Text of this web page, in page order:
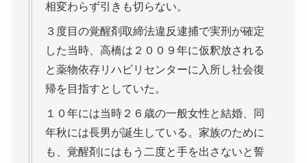
相変わらず引きも切らない。
３度目の覚醒剤取締法違反逮捕で実刑が確定
した当時、高橋は２００９年に仮釈放される
と薬物依存リハビリセンターに入所し社会復
帰を目指すとしていた。
１０年には当時２６歳の一般女性と結婚、同
年秋には長男が誕生している。家族のために
も、覚醒剤にはもう二度と手を出さないと誓